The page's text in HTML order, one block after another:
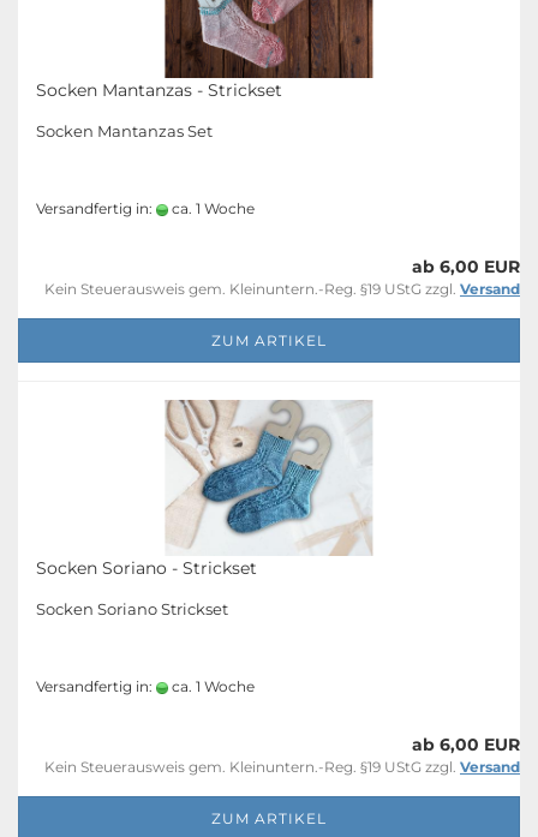
Socken Mantanzas - Strickset
Socken Mantanzas Set
Versandfertig in: ca. 1 Woche
ab 6,00 EUR
Kein Steuerausweis gem. Kleinuntern.-Reg. §19 UStG zzgl. Versand
ZUM ARTIKEL
Socken Soriano - Strickset
Socken Soriano Strickset
Versandfertig in: ca. 1 Woche
ab 6,00 EUR
Kein Steuerausweis gem. Kleinuntern.-Reg. §19 UStG zzgl. Versand
ZUM ARTIKEL